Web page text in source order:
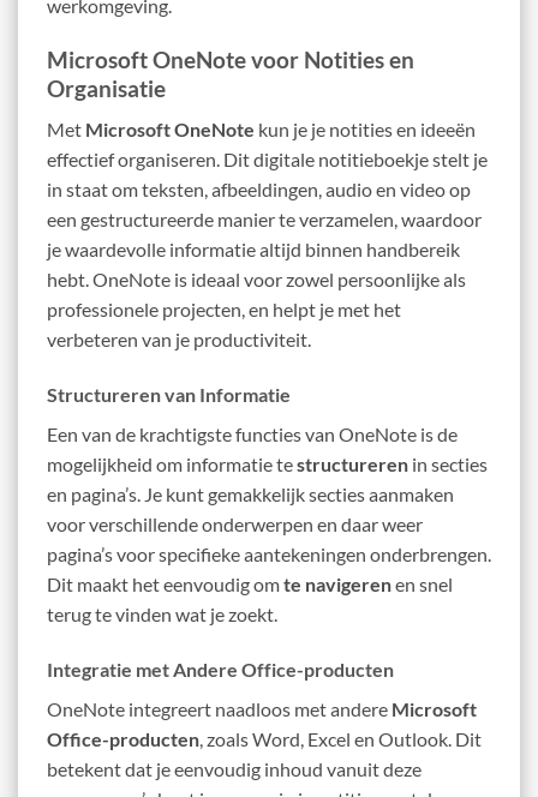
werkomgeving.
Microsoft OneNote voor Notities en
Organisatie
Met Microsoft OneNote kun je je notities en ideeën
effectief organiseren. Dit digitale notitieboekje stelt je
in staat om teksten, afbeeldingen, audio en video op
een gestructureerde manier te verzamelen, waardoor
je waardevolle informatie altijd binnen handbereik
hebt. OneNote is ideaal voor zowel persoonlijke als
professionele projecten, en helpt je met het
verbeteren van je productiviteit.
Structureren van Informatie
Een van de krachtigste functies van OneNote is de
mogelijkheid om informatie testructureren in secties
en pagina’s. Je kunt gemakkelijk secties aanmaken
voor verschillende onderwerpen en daar weer
pagina’s voor specifieke aantekeningen onderbrengen.
Dit maakt het eenvoudig omte navigerenen snel
terug te vinden wat je zoekt.
Integratie met Andere Office-producten
OneNote integreert naadloos met andere Microsoft
Office-producten, zoals Word, Excel en Outlook. Dit
betekent dat je eenvoudig inhoud vanuit deze